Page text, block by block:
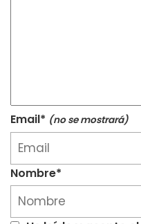
Email* (no se mostrará)
Nombre*